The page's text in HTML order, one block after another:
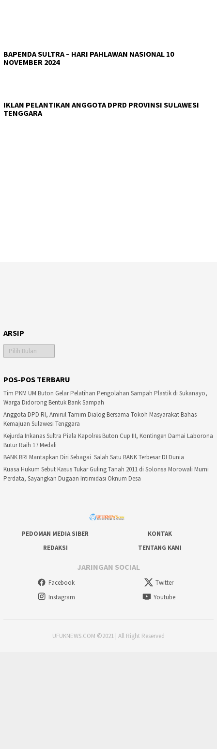
BAPENDA SULTRA – HARI PAHLAWAN NASIONAL 10
NOVEMBER 2024
IKLAN PELANTIKAN ANGGOTA DPRD PROVINSI SULAWESI
TENGGARA
ARSIP
Arsip
POS-POS TERBARU
Tim PKM UM Buton Gelar Pelatihan Pengolahan Sampah Plastik di Sukanayo,
Warga Didorong Bentuk Bank Sampah
Anggota DPD RI, Amirul Tamim Dialog Bersama Tokoh Masyarakat Bahas
Kemajuan Sulawesi Tenggara
Kejurda Inkanas Sultra Piala Kapolres Buton Cup III, Kontingen Damai Laborona
Butur Raih 17 Medali
BANK BRI Mantapkan Diri Sebagai Salah Satu BANK Terbesar DI Dunia
Kuasa Hukum Sebut Kasus Tukar Guling Tanah 2011 di Solonsa Morowali Murni
Perdata, Sayangkan Dugaan Intimidasi Oknum Desa
PEDOMAN MEDIA SIBER
KONTAK
REDAKSI
TENTANG KAMI
JARINGAN SOCIAL
Facebook
Twitter
Instagram
Youtube
UFUKNEWS.COM ©2021 | All Right Reserved